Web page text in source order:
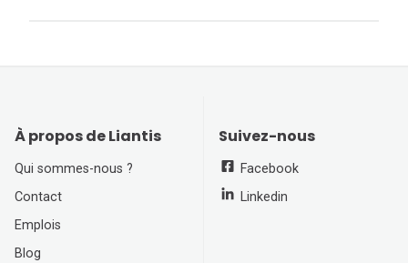
À propos de Liantis
Qui sommes-nous ?
Contact
Emplois
Blog
Suivez-nous
Facebook
Linkedin